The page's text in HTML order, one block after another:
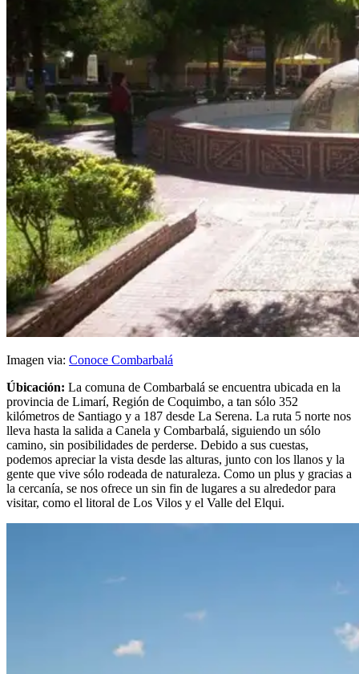
Imagen via: Conoce Combarbalá
Úbicación: La comuna de Combarbalá se encuentra ubicada en la
provincia de Limarí, Región de Coquimbo, a tan sólo 352
kilómetros de Santiago y a 187 desde La Serena. La ruta 5 norte nos
lleva hasta la salida a Canela y Combarbalá, siguiendo un sólo
camino, sin posibilidades de perderse. Debido a sus cuestas,
podemos apreciar la vista desde las alturas, junto con los llanos y la
gente que vive sólo rodeada de naturaleza. Como un plus y gracias a
la cercanía, se nos ofrece un sin fin de lugares a su alrededor para
visitar, como el litoral de Los Vilos y el Valle del Elqui.